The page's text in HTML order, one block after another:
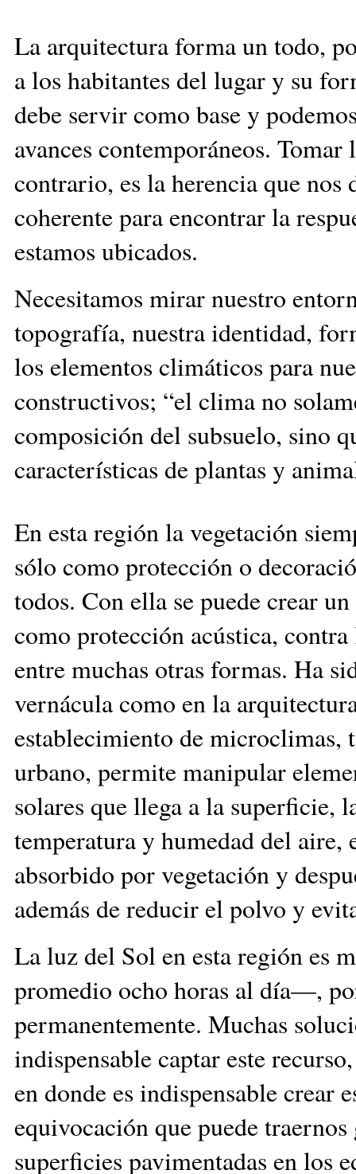
La arquitectura forma un todo,
a los habitantes del lugar y su
debe servir como base y
avances contemporáneos.
contrario, es la herencia que nos
coherente para encontrar la
estamos ubicados.
Necesitamos mirar nuestro
topografía, nuestra identidad,
los elementos climá­ticos para
constructivos; “el clima no
composición del subsuelo, sino
características de plantas y
En esta región la vegetación
sólo como protección o
todos. Con ella se puede crear
como protección acústica,
entre muchas otras formas. Ha
vernácula como en la
establecimiento de microclimas,
urbano, permite manipular
solares que llega a la
temperatura y humedad del
absorbido por vegetación y
además de reducir el polvo y
La luz del Sol en esta región es
promedio ocho horas al día—,
permanentemente. Muchas
indispensable captar este
en donde es indispensable crear
equivocación que puede
superficies pavimentadas en los